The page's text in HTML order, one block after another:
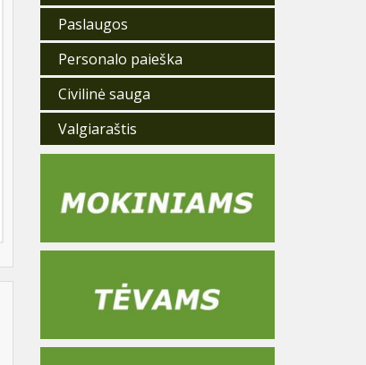
Paslaugos
Personalo paieška
Civilinė sauga
Valgiaraštis